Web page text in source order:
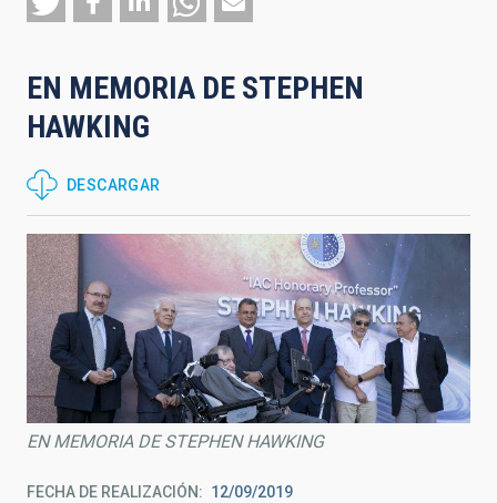
a
navegación
EN MEMORIA DE STEPHEN
HAWKING
DESCARGAR
EN MEMORIA DE STEPHEN HAWKING
FECHA DE REALIZACIÓN 12/09/2019